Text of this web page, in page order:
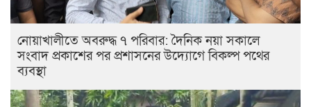
নোয়াখালীতে অবরুদ্ধ ৭ পরিবার: দৈনিক নয়া সকালে
সংবাদ প্রকাশের পর প্রশাসনের উদ্যোগে বিকল্প পথের
ব্যবস্থা